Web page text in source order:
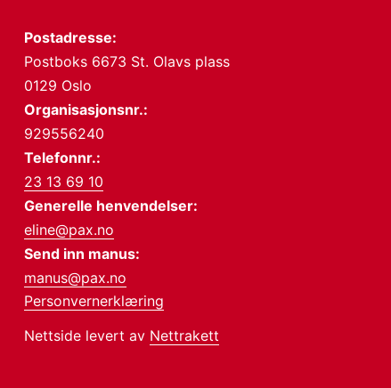
Postadresse:
Postboks 6673 St. Olavs plass
0129 Oslo
Organisasjonsnr.:
929556240
Telefonnr.:
23 13 69 10
Generelle henvendelser:
eline@pax.no
Send inn manus:
manus@pax.no
Personvernerklæring
Nettside levert av Nettrakett